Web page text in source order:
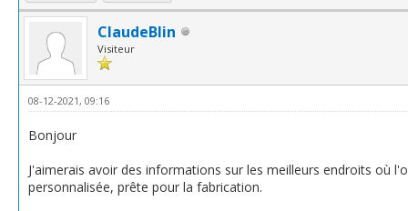
ClaudeBlin
Visiteur
08-12-2021, 09:16
Bonjour
J'aimerais avoir des informations sur les meilleurs endroits où
personnalisée, prête pour la fabrication.